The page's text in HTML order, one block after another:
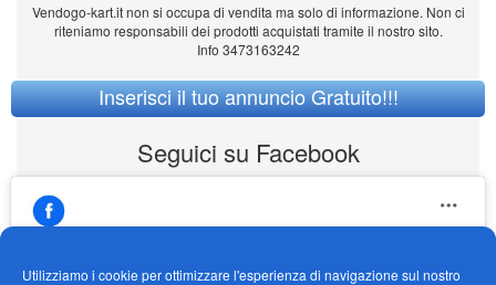
Utilizziamo i cookie per ottimizzare l'esperienza di navigazione sul nostro
Vendogo-kart.it non si occupa di vendita ma solo di informazione. Non ci
riteniamo responsabili dei prodotti acquistati tramite il nostro sito.
Info 3473163242
Inserisci il tuo annuncio Gratuito!!!
Seguici su Facebook